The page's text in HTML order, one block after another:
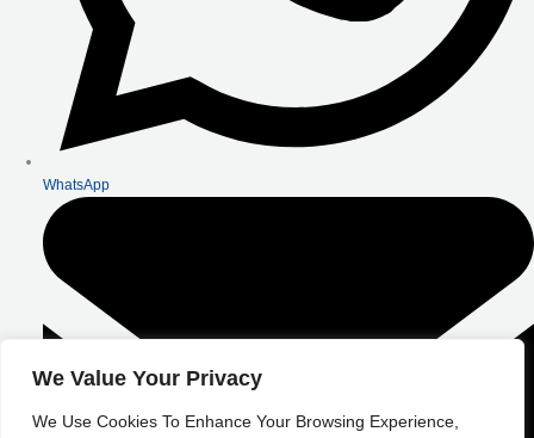
We Value Your Privacy
We Use Cookies To Enhance Your Browsing Experience,
WhatsApp